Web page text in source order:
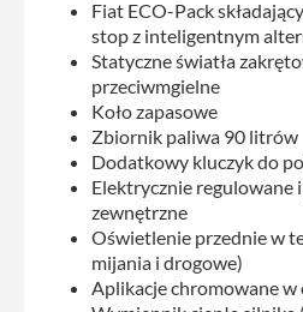
Fiat ECO-Pack
stop z inteligentnym
Statyczne światła
przeciwmgielne
Koło zapasowe
Zbiornik paliwa 90 litrów
Dodatkowy kluczyk do
Elektrycznie regulowane
zewnętrzne
Oświetlenie przednie w
mijania i drogowe)
Aplikacje chromowane w